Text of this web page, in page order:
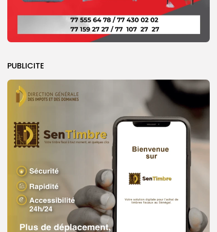
PUBLICITE